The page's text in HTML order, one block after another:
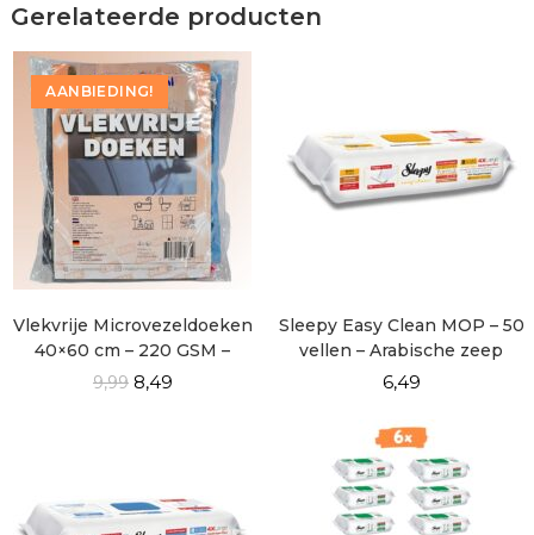
Gerelateerde producten
AANBIEDING!
Vlekvrije Microvezeldoeken
40×60 cm – 220 GSM –
Pluisvrij & Streeploos
9,99 8,49
Sleepy Easy Clean MOP – 50
vellen – Arabische zeep
(herbal – Geel)
6,49